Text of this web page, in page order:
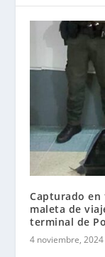
Capturado
maleta de
terminal de
4 noviembre, 2024